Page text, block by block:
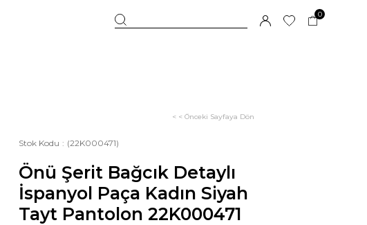
0
< < Önceki Sayfaya Dön
Stok Kodu (22K000471)
Önü Şerit Bağcık Detaylı
İspanyol Paça Kadın Siyah
Tayt Pantolon 22K000471